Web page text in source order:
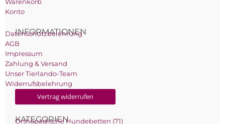
Warenkorb
Konto
INFORMATIONEN
Datenschutzbelehrung
AGB
Impressum
Zahlung & Versand
Unser Tierlando-Team
Widerrufsbelehrung
Vertrag widerrufen
KATEGORIEN
Orthopädische Hundebetten (71)